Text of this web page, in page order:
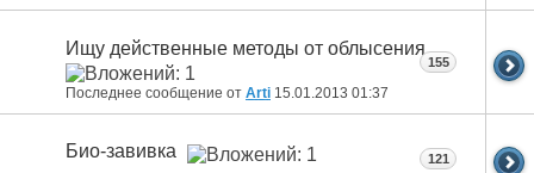
Ищу действенные методы от облысения
Последнее сообщение от Arti 15.01.2013 01:37
155
Био-завивка 121